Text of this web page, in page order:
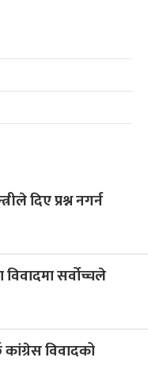
दिए प्रश्न नगर्न
सर्वोच्चले
विवादको